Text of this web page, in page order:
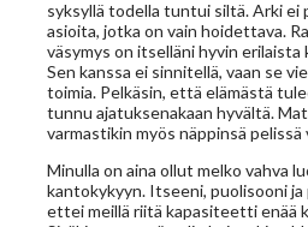
syksyllä todella tuntui siltä. Arki ei
asioita, jotka on vain hoidettava.
väsymys on itselläni hyvin erilaista
Sen kanssa ei sinnitellä, vaan se
toimia. Pelkäsin, että elämästä
tunnu ajatuksenakaan hyvältä.
varmastikin myös näppinsä pelissä
Minulla on aina ollut melko vahva
kantokykyyn. Itseeni, puolisooni
ettei meillä riitä kapasiteetti enää